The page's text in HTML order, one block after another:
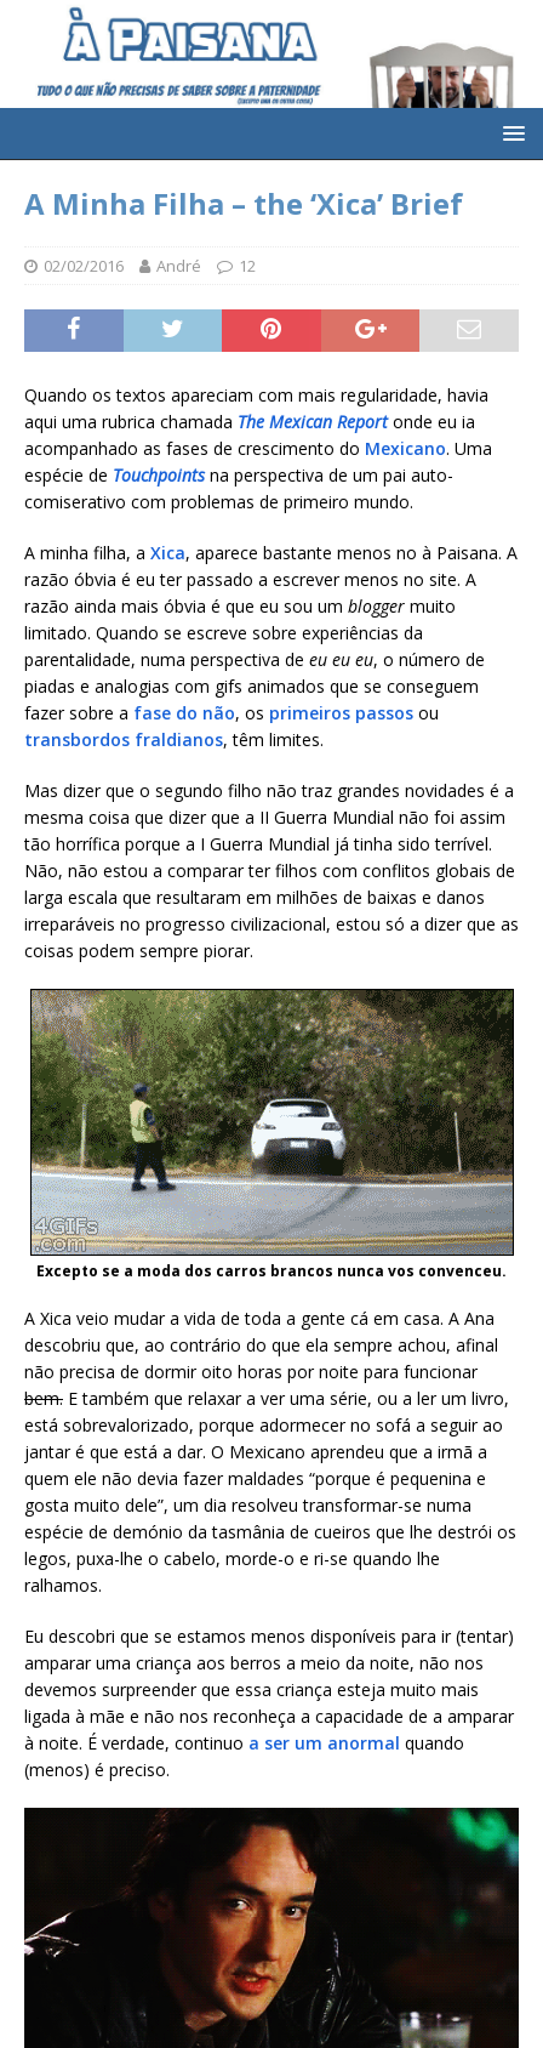
A Minha Filha – the ‘Xica’ Brief
02/02/2016 André 12
Quando os textos apareciam com mais regularidade, havia
aqui uma rubrica chamada The Mexican Report onde eu ia
acompanhado as fases de crescimento do Mexicano. Uma
espécie de Touchpointsna perspectiva de um pai auto-
comiserativo com problemas de primeiro mundo.
A minha filha, a Xica, aparece bastante menos no à Paisana. A
razão óbvia é eu ter passado a escrever menos no site. A
razão ainda mais óbvia é que eu sou um blogger muito
limitado. Quando se escreve sobre experiências da
parentalidade, numa perspectiva de eu eu eu, o número de
piadas e analogias com gifs animados que se conseguem
fazer sobre a fase do não, os primeiros passos ou
transbordos fraldianos, têm limites.
Mas dizer que o segundo filho não traz grandes novidades é a
mesma coisa que dizer que a II Guerra Mundial não foi assim
tão horrífica porque a I Guerra Mundial já tinha sido terrível.
Não, não estou a comparar ter filhos com conflitos globais de
larga escala que resultaram em milhões de baixas e danos
irreparáveis no progresso civilizacional, estou só a dizer que as
coisas podem sempre piorar.
Excepto se a moda dos carros brancos nunca vos convenceu.
A Xica veio mudar a vida de toda a gente cá em casa. A Ana
descobriu que, ao contrário do que ela sempre achou, afinal
não precisa de dormir oito horas por noite para funcionar
bem. E também que relaxar a ver uma série, ou a ler um livro,
está sobrevalorizado, porque adormecer no sofá a seguir ao
jantar é que está a dar. O Mexicano aprendeu que a irmã a
quem ele não devia fazer maldades “porque é pequenina e
gosta muito dele”, um dia resolveu transformar-se numa
espécie de demónio da tasmânia de cueiros que lhe destrói os
legos, puxa-lhe o cabelo, morde-o e ri-se quando lhe
ralhamos.
Eu descobri que se estamos menos disponíveis para ir (tentar)
amparar uma criança aos berros a meio da noite, não nos
devemos surpreender que essa criança esteja muito mais
ligada à mãe e não nos reconheça a capacidade de a amparar
à noite. É verdade, continuo a ser um anormal quando
(menos) é preciso.